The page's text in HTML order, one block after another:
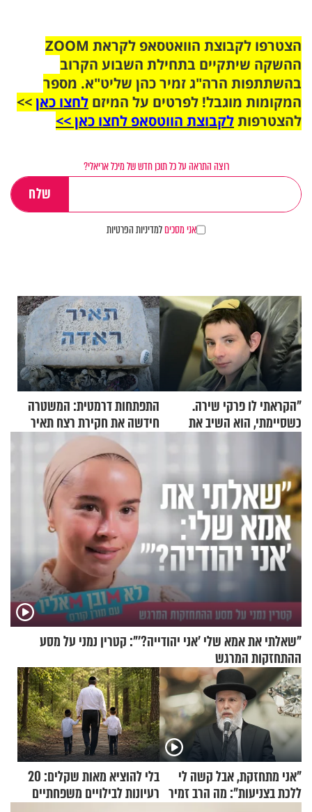
הצטרפו לקבוצת הוואטסאפ לקראת ZOOM
ההשקה שיתקיים בתחילת השבוע הקרוב
בהשתתפות הרה"ג זמיר כהן שליט"א. מספר
המקומות מוגבל! לפרטים על המיזם לחצו כאן>>
להצטרפותלקבוצת הווטסאפ לחצו כאן >>
רוצה התראה על כל תוכן חדש של מיכל אריאלי?
אני מסכיםלמדיניות הפרטיות
"הקראתי לו פרקי שירה.
כשסיימתי, הוא השיב את
התפתחות דרמטית: המשטרה
חידשה את חקירת רצח תאיר
"שאלתי את אמא שלי 'אני יהודייה?'": קטרין נמני על מסע
ההתחזקות המרגש
"אני מתחזקת, אבל קשה לי
ללכת בצניעות": מה הרב זמיר
בלי להוציא מאות שקלים: 20
רעיונות לבילויים משפחתיים